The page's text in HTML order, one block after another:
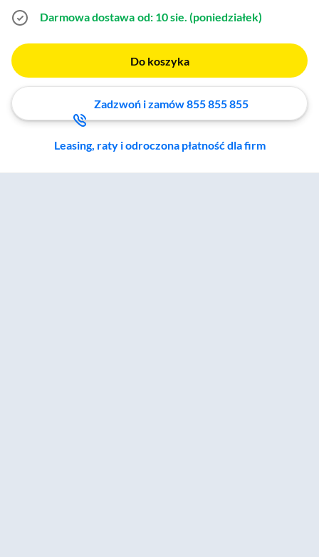
Darmowa dostawa od: 10 sie. (poniedziałek)
Do koszyka
Zadzwoń i zamów 855 855 855
Leasing, raty i odroczona płatność dla firm